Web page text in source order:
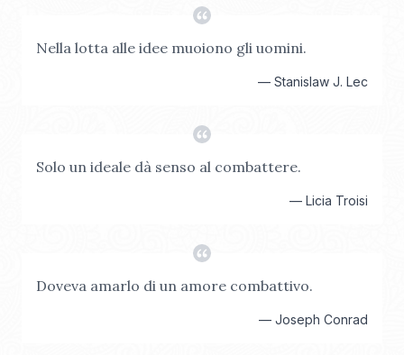
Nella lotta alle idee muoiono gli uomini.
— Stanislaw J. Lec
Solo un ideale dà senso al combattere.
— Licia Troisi
Doveva amarlo di un amore combattivo.
— Joseph Conrad